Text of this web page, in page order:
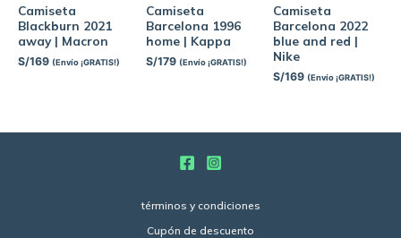
Camiseta
Blackburn 2021
away | Macron
S/169 (Envío ¡GRATIS!)
Camiseta
Barcelona 1996
home | Kappa
S/179 (Envío ¡GRATIS!)
Camiseta
Barcelona 2022
blue and red |
Nike
S/169 (Envío ¡GRATIS!)
términos y condiciones
Cupón de descuento